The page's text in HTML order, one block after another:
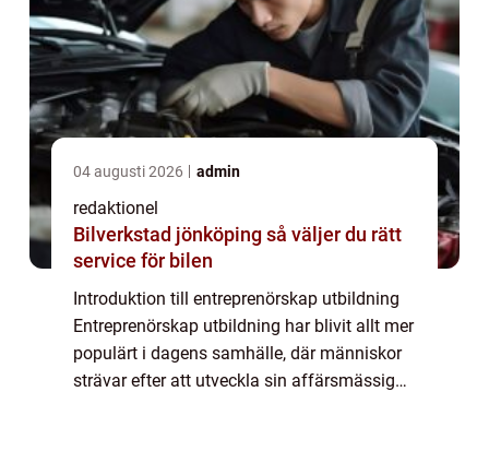
04 augusti 2026 admin
redaktionel
Bilverkstad jönköping så väljer du rätt
service för bilen
Introduktion till entreprenörskap utbildning
Entreprenörskap utbildning har blivit allt mer
populärt i dagens samhälle, där människor
strävar efter att utveckla sin affärsmässiga